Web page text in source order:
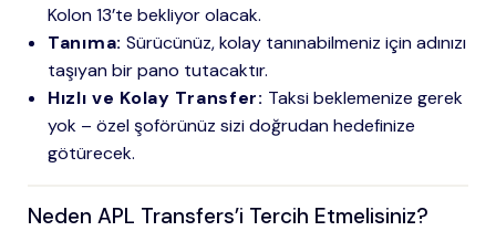
Kolon 13’te bekliyor olacak.
Tanıma: Sürücünüz, kolay tanınabilmeniz için adınızı
taşıyan bir pano tutacaktır.
Hızlı ve Kolay Transfer: Taksi beklemenize gerek
yok – özel şoförünüz sizi doğrudan hedefinize
götürecek.
Neden APL Transfers’i Tercih Etmelisiniz?